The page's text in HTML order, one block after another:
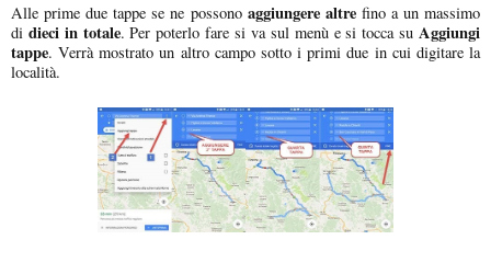
Alle prime due tappe se ne possonoaggiungere altrefino a un massimo
di dieci in totale. Per poterlo fare si va sul menù e si tocca suAggiungi
tappe. Verrà mostrato un altro campo sotto i primi due in cui digitare la
località.